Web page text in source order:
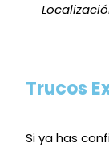
Trucos
Si ya has